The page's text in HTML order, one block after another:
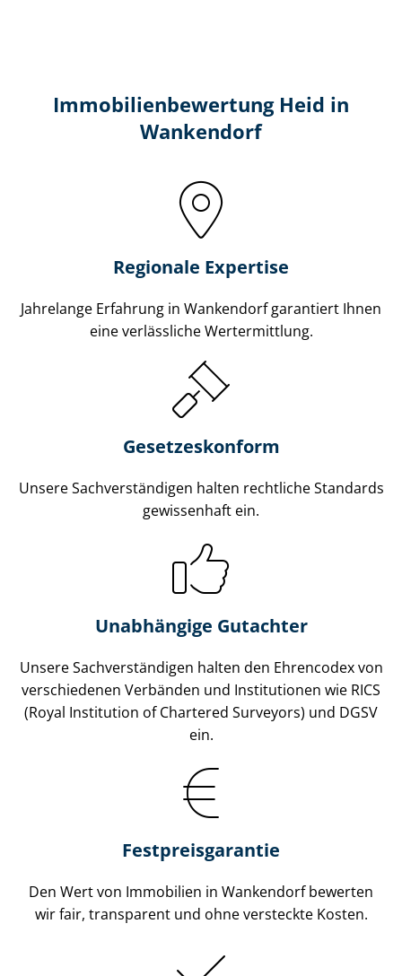
Immobilien­bewertung Heid in
Wankendorf
Regionale Expertise
Jahrelange Erfahrung in Wankendorf garantiert Ihnen
eine verlässliche Wertermittlung.
Gesetzes­konform
Unsere Sach­ver­stän­di­gen halten rechtliche Standards
gewissenhaft ein.
Unabhängige Gutachter
Unsere Sach­ver­stän­di­gen halten den Ehrencodex von
verschiedenen Verbänden und Institutionen wie RICS
(Royal Institution of Chartered Surveyors) und DGSV
ein.
Festpreis​garantie
Den Wert von Immobilien in Wankendorf bewerten
wir fair, transparent und ohne versteckte Kosten.